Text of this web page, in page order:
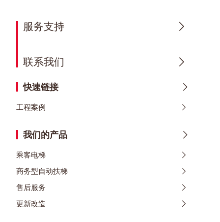
服务支持
联系我们
快速链接
工程案例
我们的产品
乘客电梯
商务型自动扶梯
售后服务
更新改造